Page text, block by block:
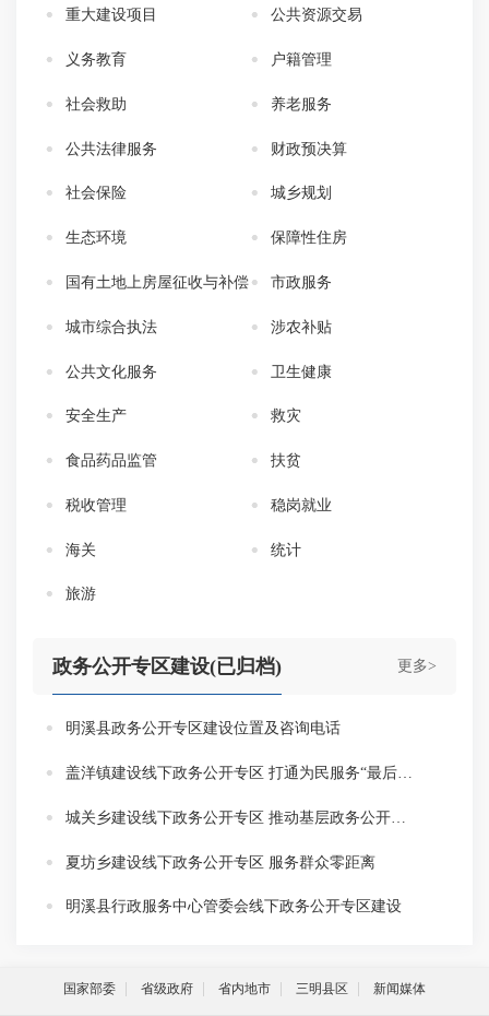
重大建设项目 公共资源交易
义务教育 户籍管理
社会救助 养老服务
公共法律服务 财政预决算
社会保险 城乡规划
生态环境 保障性住房
国有土地上房屋征收与补偿 市政服务
城市综合执法 涉农补贴
公共文化服务 卫生健康
安全生产 救灾
食品药品监管 扶贫
税收管理 稳岗就业
海关 统计
旅游
更多>
政务公开专区建设(已归档)
明溪县政务公开专区建设位置及咨询电话
夏坊乡建设线下政务公开专区 服务群众零距离
明溪县行政服务中心管委会线下政务公开专区建设
国家部委 省级政府 省内地市 三明县区 新闻媒体